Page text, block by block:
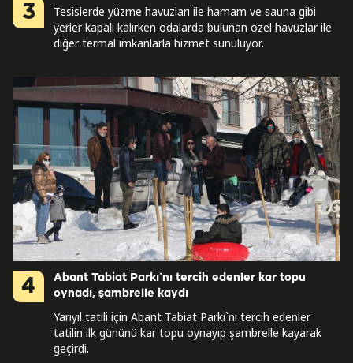
3
Tesislerde yüzme havuzları ile hamam ve sauna gibi
yerler kapalı kalırken odalarda bulunan özel havuzlar ile
diğer termal imkanlarla hizmet sunuluyor.
4
Abant Tabiat Parkı`nı tercih edenler kar topu
oynadı, şambrelle kaydı
Yarıyıl tatili için Abant Tabiat Parkı`nı tercih edenler
tatilin ilk gününü kar topu oynayıp şambrelle kayarak
geçirdi.